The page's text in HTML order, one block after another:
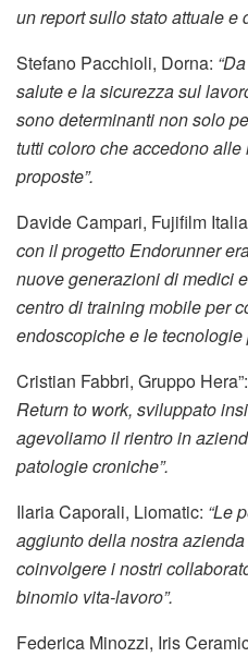
un report sullo stato attuale e
Stefano Pacchioli, Dorna:
salute e la sicurezza sul
sono determinanti non solo
tutti coloro che accedono
proposte”.
Davide Campari, Fujifilm
con il progetto Endorunner
nuove generazioni di medici
centro di training mobile per
endoscopiche e le tecnologie
Cristian Fabbri, Gruppo Hera”:
Return to work, sviluppato
agevoliamo il rientro in
patologie croniche”.
Ilaria Caporali, Liomatic: “Le
aggiunto della nostra
coinvolgere i nostri
binomio vita-lavoro”.
Federica Minozzi, Iris